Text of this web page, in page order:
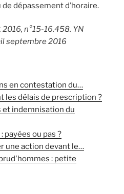
de dépassement d’horaire.
n°15-16.458. YN
septembre 2016
en contestation du…
les délais de prescription ?
et indemnisation du
payées ou pas ?
une action devant le…
: petite